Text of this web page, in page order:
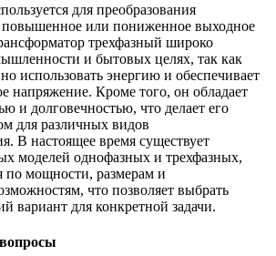
для преобразования
повышенное или пониженное выходное
трехфазный широко
и бытовых целях, так как
использовать энергию и обеспечивает
напряжение. Кроме того, он обладает
и долговечностью, что делает его
для различных видов
В настоящее время существует
моделей однофазных и трехфазных,
по мощности, размерам и
что позволяет выбрать
вариант для конкретной задачи.